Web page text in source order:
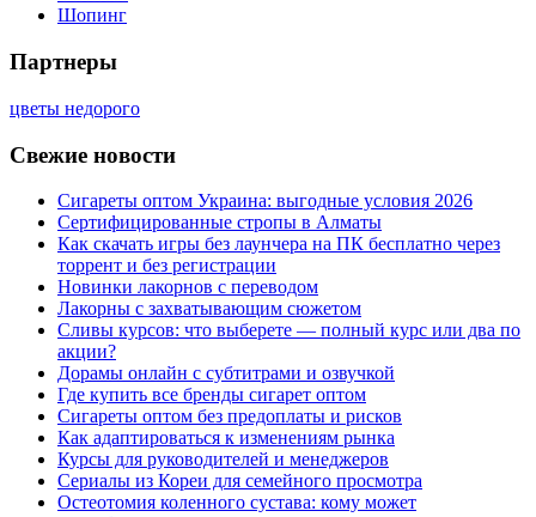
Шопинг
Партнеры
цветы недорого
Свежие новости
Сигареты оптом Украина: выгодные условия 2026
Сертифицированные стропы в Алматы
Как скачать игры без лаунчера на ПК бесплатно через
торрент и без регистрации
Новинки лакорнов с переводом
Лакорны с захватывающим сюжетом
Сливы курсов: что выберете — полный курс или два по
акции?
Дорамы онлайн с субтитрами и озвучкой
Где купить все бренды сигарет оптом
Сигареты оптом без предоплаты и рисков
Как адаптироваться к изменениям рынка
Курсы для руководителей и менеджеров
Сериалы из Кореи для семейного просмотра
Остеотомия коленного сустава: кому может